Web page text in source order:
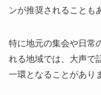
ンが推奨されることも
特に地元の集会や日常
れる地域では、大声で
一環となることがあり